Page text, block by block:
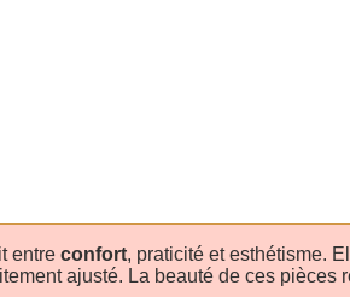
entre confort, praticité et esthétisme.
ajusté. La beauté de ces pièces